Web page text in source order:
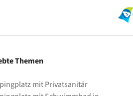
Themen
mit Privatsanitär